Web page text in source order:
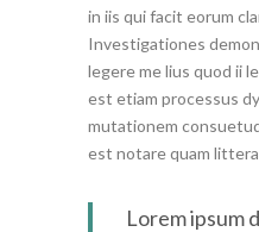
in iis qui facit eorum
Investigationes
legere me lius quod ii
est etiam processus
mutationem
est notare quam littera
Lorem ipsum